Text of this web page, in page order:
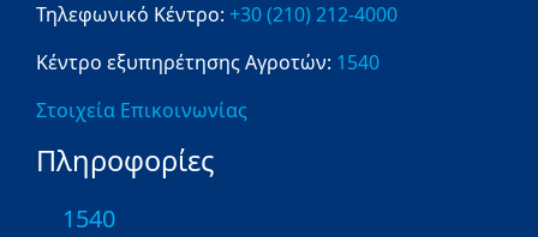
Τηλεφωνικό Κέντρο: +30 (210) 212-4000
Κέντρο εξυπηρέτησης Αγροτών: 1540
Στοιχεία Επικοινωνίας
Πληροφορίες
1540